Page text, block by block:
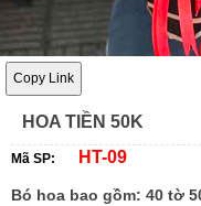
Copy Link
HOA TIỀN 50K
Mã SP: HT-09
Bó hoa bao gồm: 40 tờ